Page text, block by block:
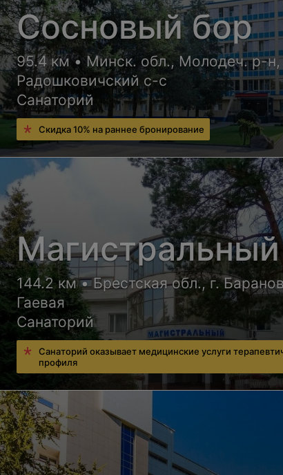
Сосновый бор
95.4 км • Минск. обл., Молодеч. р-н,
Радошковичский c-с
Санаторий
Скидка 10% на раннее бронирование
Магистральный
144.2 км • Брестская обл., г.
Гаевая
Санаторий
Санаторий оказывает медицинские услуги
профиля